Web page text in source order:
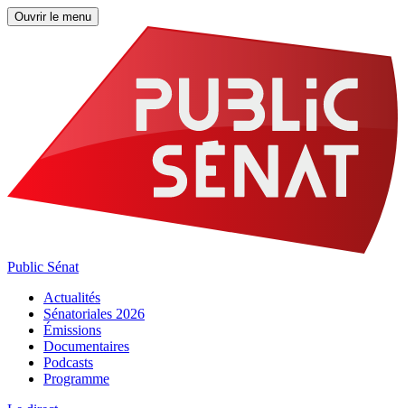
Ouvrir le menu
Public Sénat
Actualités
Sénatoriales 2026
Émissions
Documentaires
Podcasts
Programme